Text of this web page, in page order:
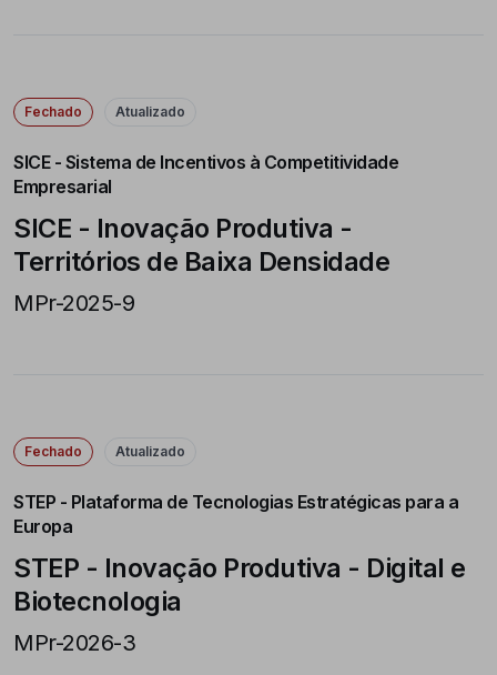
Fechado Atualizado
SICE - Sistema de Incentivos à Competitividade
Empresarial
SICE - Inovação Produtiva -
Territórios de Baixa Densidade
MPr-2025-9
Fechado Atualizado
STEP - Plataforma de Tecnologias Estratégicas para a
Europa
STEP - Inovação Produtiva - Digital e
Biotecnologia
MPr-2026-3